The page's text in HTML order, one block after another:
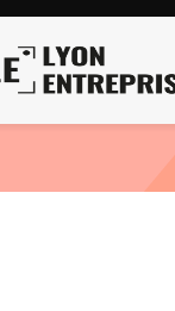
Pendant la crise du